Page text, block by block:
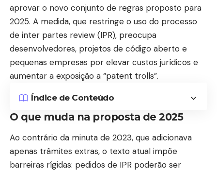
aprovar o novo conjunto de regras proposto para
2025. A medida, que restringe o uso do processo
de inter partes review (IPR), preocupa
desenvolvedores, projetos de código aberto e
pequenas empresas por elevar custos jurídicos e
aumentar a exposição a “patent trolls”.
Índice de Conteúdo
O que muda na proposta de 2025
Ao contrário da minuta de 2023, que adicionava
apenas trâmites extras, o texto atual impõe
barreiras rígidas: pedidos de IPR poderão ser